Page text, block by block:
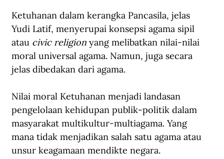
Ketuhanan dalam kerangka Pancasila, jelas
Yudi Latif, menyerupai konsepsi agama sipil
atau civic religion yang melibatkan nilai-nilai
moral universal agama. Namun, juga secara
jelas dibedakan dari agama.
Nilai moral Ketuhanan menjadi landasan
pengelolaan kehidupan publik-politik dalam
masyarakat multikultur-multiagama. Yang
mana tidak menjadikan salah satu agama atau
unsur keagamaan mendikte negara.